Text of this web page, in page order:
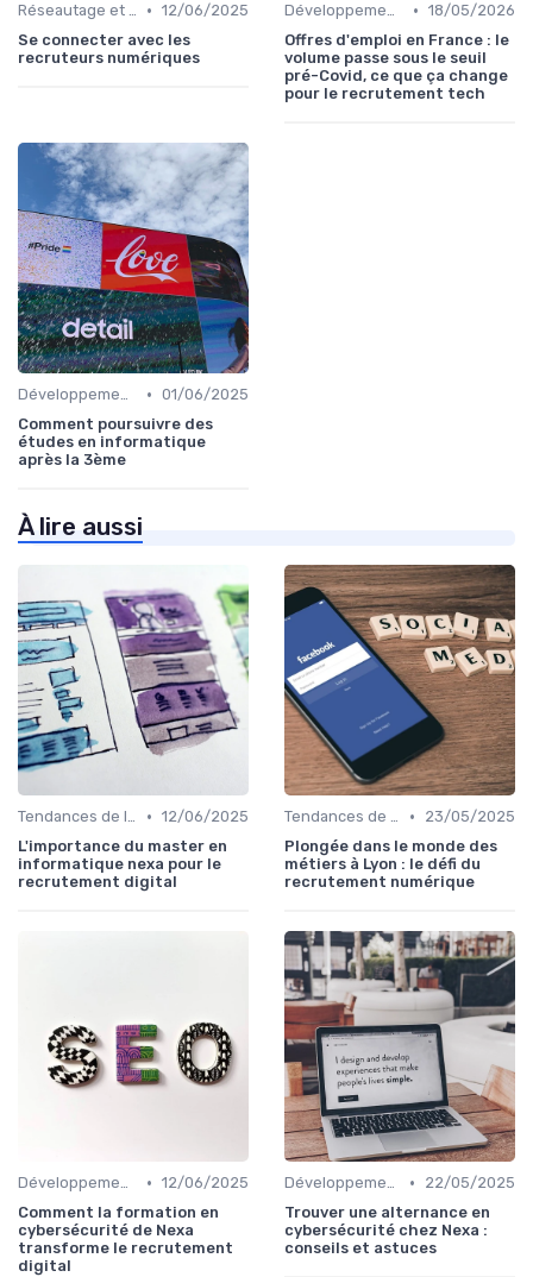
Réseautage et Marque Personnelle • 12/06/2025
Se connecter avec les
recruteurs numériques
Développement Web et Mobile • 18/05/2026
Offres d'emploi en France : le
volume passe sous le seuil
pré-Covid, ce que ça change
pour le recrutement tech
Développement des Compétences Digitales • 01/06/2025
Comment poursuivre des
études en informatique
après la 3ème
À lire aussi
Tendances de l'Emploi dans le Digital • 12/06/2025
L'importance du master en
informatique nexa pour le
recrutement digital
Tendances de l'Emploi dans le Digital •
23/05/2025
Plongée dans le monde des
métiers à Lyon : le défi du
recrutement numérique
Développement des Compétences Digitales • 12/06/2025
Comment la formation en
cybersécurité de Nexa
transforme le recrutement
digital
Développement des Compétences Digitales •
22/05/2025
Trouver une alternance en
cybersécurité chez Nexa :
conseils et astuces